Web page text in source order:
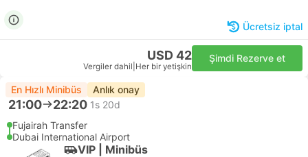
Ücretsiz iptal
USD 42
Vergiler dahil Her bir yetişkin
Şimdi Rezerve et
En Hızlı Minibüs Anlık onay
21:00 22:20 1s 20d
Fujairah Transfer
Dubai International Airport
VIP | Minibüs